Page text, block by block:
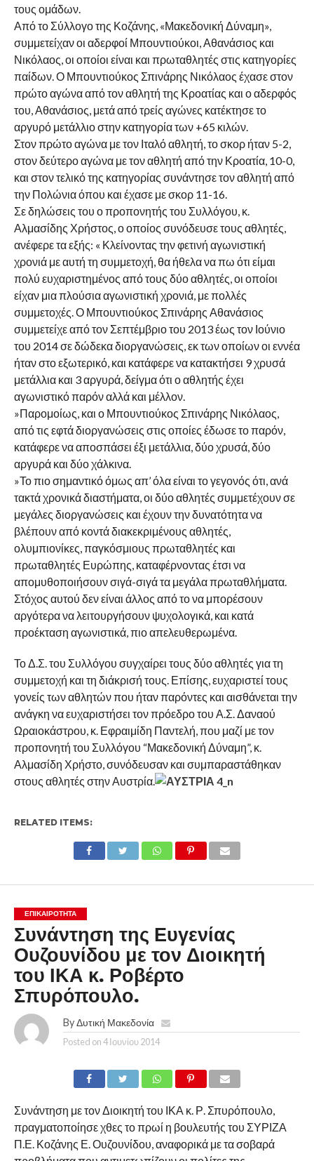
τους ομάδων.
Από το Σύλλογο της Κοζάνης, «Μακεδονική Δύναμη»,
συμμετείχαν οι αδερφοί Μπουντιούκοι, Αθανάσιος και
Νικόλαος, οι οποίοι είναι και πρωταθλητές στις κατηγορίες
παίδων. Ο Μπουντιούκος Σπινάρης Νικόλαος έχασε στον
πρώτο αγώνα από τον αθλητή της Κροατίας και ο αδερφός
του, Αθανάσιος, μετά από τρείς αγώνες κατέκτησε το
αργυρό μετάλλιο στην κατηγορία των +65 κιλών.
Στον πρώτο αγώνα με τον Ιταλό αθλητή, το σκορ ήταν 5-2,
στον δεύτερο αγώνα με τον αθλητή από την Κροατία, 10-0,
και στον τελικό της κατηγορίας συνάντησε τον αθλητή από
την Πολώνια όπου και έχασε με σκορ 11-16.
Σε δηλώσεις του ο προπονητής του Συλλόγου, κ.
Αλμασίδης Χρήστος, ο οποίος συνόδευσε τους αθλητές,
ανέφερε τα εξής: « Κλείνοντας την φετινή αγωνιστική
χρονιά με αυτή τη συμμετοχή, θα ήθελα να πω ότι είμαι
πολύ ευχαριστημένος από τους δύο αθλητές, οι οποίοι
είχαν μια πλούσια αγωνιστική χρονιά, με πολλές
συμμετοχές. Ο Μπουντιούκος Σπινάρης Αθανάσιος
συμμετείχε από τον Σεπτέμβριο του 2013 έως τον Ιούνιο
του 2014 σε δώδεκα διοργανώσεις, εκ των οποίων οι εννέα
ήταν στο εξωτερικό, και κατάφερε να κατακτήσει 9 χρυσά
μετάλλια και 3 αργυρά, δείγμα ότι ο αθλητής έχει
αγωνιστικό παρόν αλλά και μέλλον.
»Παρομοίως, και ο Μπουντιούκος Σπινάρης Νικόλαος,
από τις εφτά διοργανώσεις στις οποίες έδωσε το παρόν,
κατάφερε να αποσπάσει έξι μετάλλια, δύο χρυσά, δύο
αργυρά και δύο χάλκινα.
»Το πιο σημαντικό όμως απ’ όλα είναι το γεγονός ότι, ανά
τακτά χρονικά διαστήματα, οι δύο αθλητές συμμετέχουν σε
μεγάλες διοργανώσεις και έχουν την δυνατότητα να
βλέπουν από κοντά διακεκριμένους αθλητές,
ολυμπιονίκες, παγκόσμιους πρωταθλητές και
πρωταθλητές Ευρώπης, καταφέρνοντας έτσι να
απομυθοποιήσουν σιγά-σιγά τα μεγάλα πρωταθλήματα.
Στόχος αυτού δεν είναι άλλος από το να μπορέσουν
αργότερα να λειτουργήσουν ψυχολογικά, και κατά
προέκταση αγωνιστικά, πιο απελευθερωμένα.
Το Δ.Σ. του Συλλόγου συγχαίρει τους δύο αθλητές για τη
συμμετοχή και τη διάκρισή τους. Επίσης, ευχαριστεί τους
γονείς των αθλητών που ήταν παρόντες και αισθάνεται την
ανάγκη να ευχαριστήσει τον πρόεδρο του Α.Σ. Δαναού
Ωραιοκάστρου, κ. Εφραιμίδη Παντελή, που μαζί με τον
προπονητή του Συλλόγου “Μακεδονική Δύναμη”, κ.
Αλμασίδη Χρήστο, συνόδευσαν και συμπαραστάθηκαν
στους αθλητές στην Αυστρία.
RELATED ITEMS:
ΕΠΙΚΑΙΡΟΤΗΤΑ
Συνάντηση της Ευγενίας
Ουζουνίδου με τον Διοικητή
του ΙΚΑ κ. Ροβέρτο
Σπυρόπουλο.
By Δυτική Μακεδονία
Posted on4 Ιουνίου 2014
Συνάντηση με τον Διοικητή του ΙΚΑ κ. Ρ. Σπυρόπουλο,
πραγματοποίησε χθες το πρωί η βουλευτής του ΣΥΡΙΖΑ
Π.Ε. Κοζάνης Ε. Ουζουνίδου, αναφορικά με τα σοβαρά